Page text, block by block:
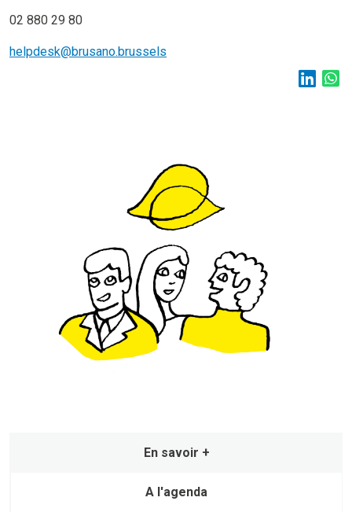
02 880 29 80
helpdesk@brusano.brussels
En savoir +
A l'agenda